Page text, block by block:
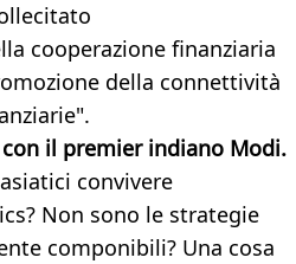
cooperazione finanziaria
della connettività
il premier indiano Modi.
convivere
Non sono le strategie
componibili? Una cosa